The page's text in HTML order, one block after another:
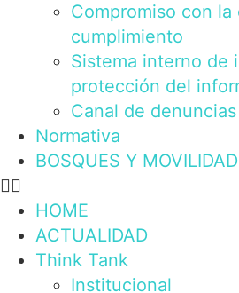
Compromiso con
cumplimiento
Sistema interno de
protección del
Canal de denuncias
Normativa
BOSQUES Y MOVILIDAD
HOME
ACTUALIDAD
Think Tank
Institucional